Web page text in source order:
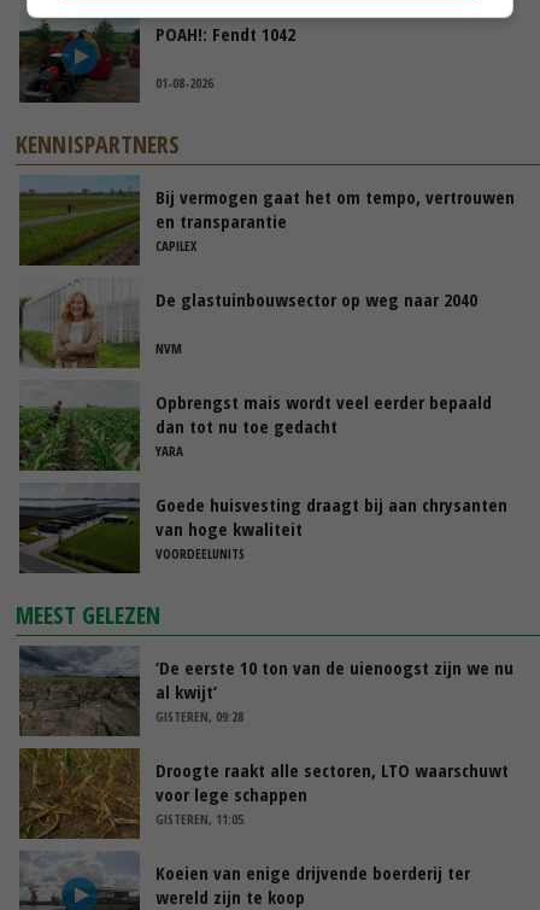
POAH!: Fendt 1042
01-08-2026
KENNISPARTNERS
Bij vermogen gaat het om tempo, vertrouwen
en transparantie
CAPILEX
De glastuinbouwsector op weg naar 2040
NVM
Opbrengst mais wordt veel eerder bepaald
dan tot nu toe gedacht
YARA
Goede huisvesting draagt bij aan chrysanten
van hoge kwaliteit
VOORDEELUNITS
MEEST GELEZEN
‘De eerste 10 ton van de uienoogst zijn we nu
al kwijt’
GISTEREN, 09:28
Droogte raakt alle sectoren, LTO waarschuwt
voor lege schappen
GISTEREN, 11:05
Koeien van enige drijvende boerderij ter
wereld zijn te koop